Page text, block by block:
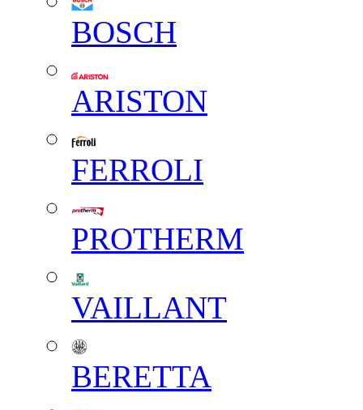
BOSCH
ARISTON
FERROLI
PROTHERM
VAILLANT
BERETTA